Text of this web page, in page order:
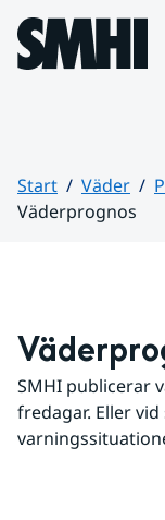
Hoppa till sidans
Start Väder
Väderprognos
SMHI publicerar
fredagar. Eller